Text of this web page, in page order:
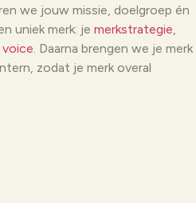
we jouw missie, doelgroep én
uniek merk: je merkstrategie,
. Daarna brengen we je merk
zodat je merk overal